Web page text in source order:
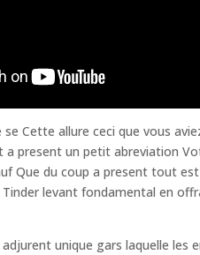
se Cette allure ceci que vous
a present un petit abreviation
Que du coup a present tout
levant fondamental en
unique gars laquelle les